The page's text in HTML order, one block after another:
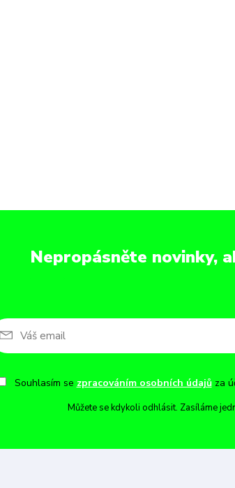
Nepropásněte novinky,
Souhlasím se zpracováním osobních údajůza
Můžete se kdykoli odhlásit. Zasíláme